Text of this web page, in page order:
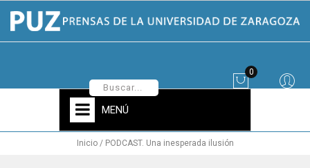
0
MENÚ
Inicio PODCAST. Una inesperada ilusión